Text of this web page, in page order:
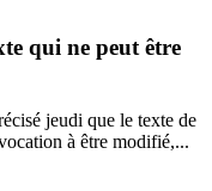
qui ne peut être
jeudi que le texte de
à être modifié,...